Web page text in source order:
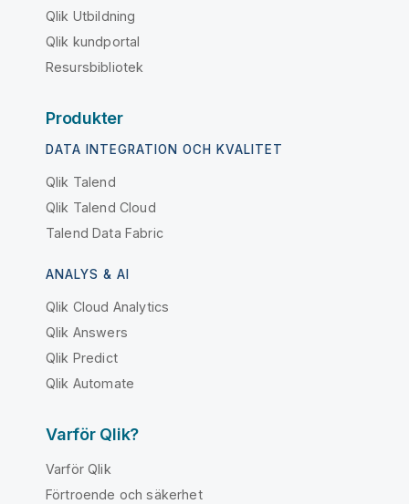
Qlik Utbildning
Qlik kundportal
Resursbibliotek
Produkter
DATA INTEGRATION OCH KVALITET
Qlik Talend
Qlik Talend Cloud
Talend Data Fabric
ANALYS & AI
Qlik Cloud Analytics
Qlik Answers
Qlik Predict
Qlik Automate
Varför Qlik?
Varför Qlik
Förtroende och säkerhet